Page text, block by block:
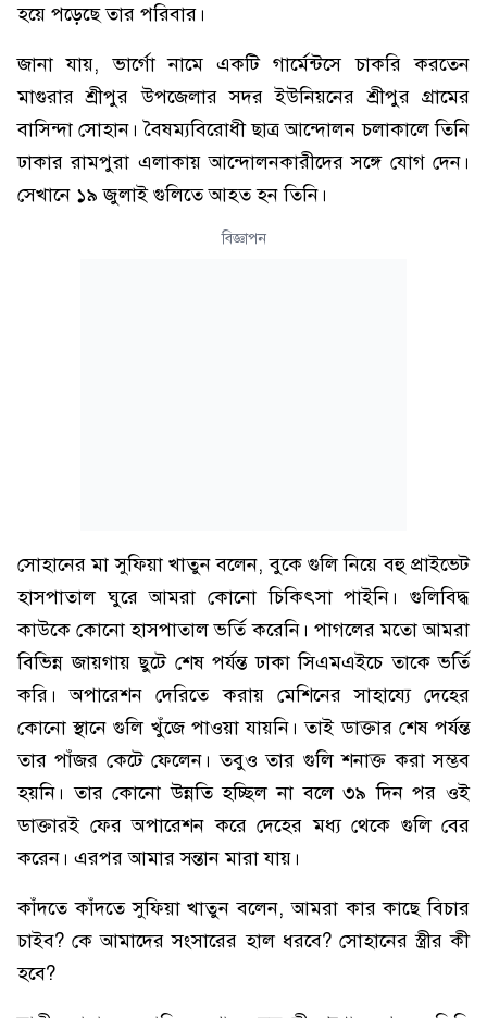
হয়ে পড়েছে তার পরিবার।
জানা যায়, ভার্গো নামে একটি গার্মেন্টসে চাকরি করতেন
মাগুরার শ্রীপুর উপজেলার সদর ইউনিয়নের শ্রীপুর গ্রামের
বাসিন্দা সোহান। বৈষম্যবিরোধী ছাত্র আন্দোলন চলাকালে তিনি
ঢাকার রামপুরা এলাকায় আন্দোলনকারীদের সঙ্গে যোগ দেন।
সেখানে ১৯ জুলাই গুলিতে আহত হন তিনি।
বিজ্ঞাপন
সোহানের মা সুফিয়া খাতুন বলেন, বুকে গুলি নিয়ে বহু প্রাইভেট
হাসপাতাল ঘুরে আমরা কোনো চিকিৎসা পাইনি। গুলিবিদ্ধ
কাউকে কোনো হাসপাতাল ভর্তি করেনি। পাগলের মতো আমরা
বিভিন্ন জায়গায় ছুটে শেষ পর্যন্ত ঢাকা সিএমএইচে তাকে ভর্তি
করি। অপারেশন দেরিতে করায় মেশিনের সাহায্যে দেহের
কোনো স্থানে গুলি খুঁজে পাওয়া যায়নি। তাই ডাক্তার শেষ পর্যন্ত
তার পাঁজর কেটে ফেলেন। তবুও তার গুলি শনাক্ত করা সম্ভব
হয়নি। তার কোনো উন্নতি হচ্ছিল না বলে ৩৯ দিন পর ওই
ডাক্তারই ফের অপারেশন করে দেহের মধ্য থেকে গুলি বের
করেন। এরপর আমার সন্তান মারা যায়।
কাঁদতে কাঁদতে সুফিয়া খাতুন বলেন, আমরা কার কাছে বিচার
চাইব? কে আমাদের সংসারের হাল ধরবে? সোহানের স্ত্রীর কী
হবে?